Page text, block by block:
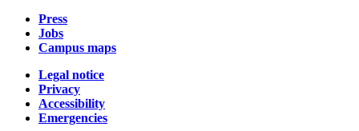
Press
Jobs
Campus maps
Legal notice
Privacy
Accessibility
Emergencies